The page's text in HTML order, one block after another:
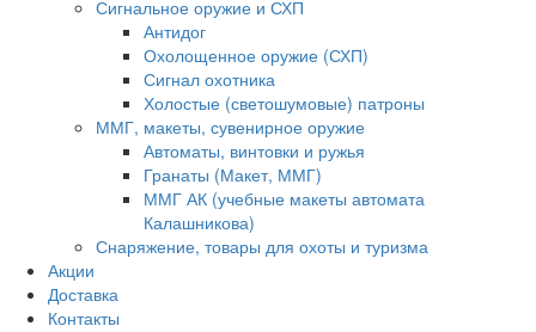
Сигнальное оружие и СХП
Антидог
Охолощенное оружие (СХП)
Сигнал охотника
Холостые (светошумовые) патроны
ММГ, макеты, сувенирное оружие
Автоматы, винтовки и ружья
Гранаты (Макет, ММГ)
ММГ АК (учебные макеты автомата
Калашникова)
Снаряжение, товары для охоты и туризма
Акции
Доставка
Контакты